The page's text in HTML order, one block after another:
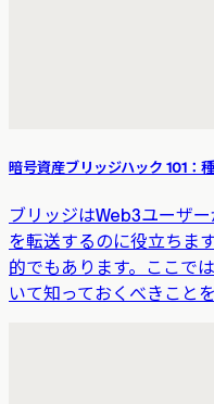
暗号資産ブリッジハック 101：
ブリッジはWeb3ユーザ
を転送するのに役立ちま
的でもあります。ここで
いて知っておくべきこと